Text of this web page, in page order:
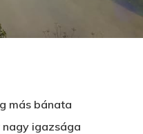
más bánata
nagy igazsága